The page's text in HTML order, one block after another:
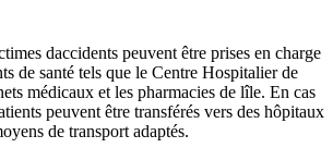
daccidents peuvent être prises en charge
de santé tels que le Centre Hospitalier de
médicaux et les pharmacies de lîle. En cas
peuvent être transférés vers des hôpitaux
de transport adaptés.